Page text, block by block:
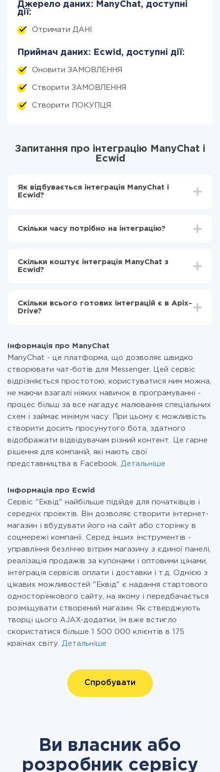
Джерело даних: ManyChat, доступні
дії:
Отримати ДАНІ
Приймач даних: Ecwid, доступні дії:
Оновити ЗАМОВЛЕННЯ
Створити ЗАМОВЛЕННЯ
Створити ПОКУПЦЯ
Запитання про інтеграцію ManyChat і
Ecwid
Як відбувається інтеграція ManyChat і
Ecwid?
Вибираєте які дані передавати з ManyChat в
Тепер дані будуть автоматично передаватися з
ManyChat в Ecwid
Скільки часу потрібно на інтеграцію?
становити від 5-ти до 30-хвилин. У середньому
налаштування займає 10-15 хвилин.
Скільки коштує інтеграція ManyChat з
Ecwid?
Ви оплачуєте лише кількість даних, які за фактом
передаються з однієї вашої системи в іншу через
при необхідності. Детальніше про
Скільки всього готових інтеграцій є в Apix-
Drive?
Інформація про ManyChat
ManyChat - це платформа, що дозволяє швидко
створювати чат-ботів для Messenger. Цей сервіс
відрізняється простотою, користуватися ним можна,
не маючи взагалі ніяких навичок в програмуванні -
процес більш за все нагадує малювання спеціальних
схем і займає мінімум часу. При цьому є можливість
створити досить просунутого бота, здатного
відображати відвідувачам різний контент. Це гарне
рішення для компаній, які мають свої
представництва в Facebook. Детальніше
Інформація про Ecwid
Сервіс "Еквід" найбільше підійде для початківців і
середніх проектів. Він дозволяє створити інтернет-
магазин і вбудувати його на сайт або сторінку в
соцмережі компанії. Серед інших інструментів -
управління безліччю вітрин магазину з єдиної панелі,
реалізація продажів за купонами і оптовими цінами,
інтеграція сервісів оплати і доставки і т.д. Однією з
цікавих можливостей "Еквід" є надання стартового
односторінкового сайту, на якому і передбачається
розміщувати створений магазин. Як стверджують
творці цього AJAX-додатки, їм вже встигло
скористатися більше 1 500 000 клієнтів в 175
країнах світу. Детальніше
Спробувати
Ви власник або
розробник сервісу